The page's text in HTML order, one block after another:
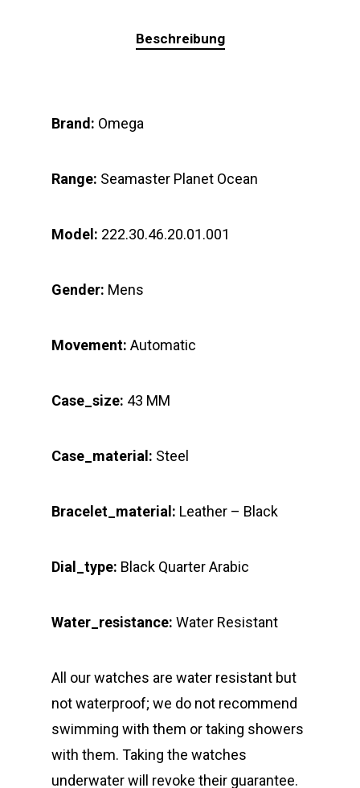
Beschreibung
Brand: Omega
Range: Seamaster Planet Ocean
Model: 222.30.46.20.01.001
Gender: Mens
Movement: Automatic
Case_size: 43 MM
Case_material: Steel
Bracelet_material: Leather – Black
Dial_type: Black Quarter Arabic
Water_resistance: Water Resistant
All our watches are water resistant but
not waterproof; we do not recommend
swimming with them or taking showers
with them. Taking the watches
underwater will revoke their guarantee.